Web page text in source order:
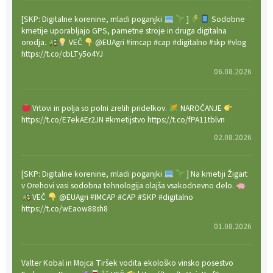
[SKP: Digitalne korenine, mladi poganjki ]
Sodobne
kmetije uporabljajo GPS, pametne stroje in druga digitalna
orodja.
VEČ
@EUAgri #imcap #cap #digitalno #skp #vlog
https://t.co/cbLTy5o4YJ
06.08.2026
Vrtovi in polja so polni zrelih pridelkov.
NAROČANJE
https://t.co/E7ekAEr2JN #kmetijstvo https://t.co/fPA11tblvn
02.08.2026
[SKP: Digitalne korenine, mladi poganjki
] Na kmetiji Žigart
v Orehovi vasi sodobna tehnologija olajša vsakodnevno delo.
VEČ
@EUAgri #IMCAP #CAP #SKP #digitalno
https://t.co/wEaow88sh8
01.08.2026
Valter Kobal in Mojca Tiršek vodita ekološko vinsko posestvo